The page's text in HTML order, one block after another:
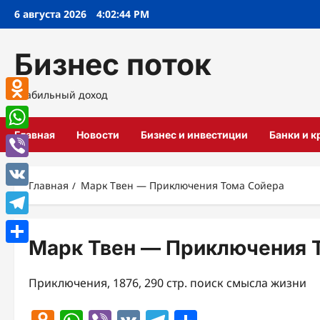
Перейти
6 августа 2026 4:02:45 PM
Бизнес поток
Стабильный доход
Главная Новости Бизнес и инвестиции Банки и
Главная Марк Твен — Приключения Тома Сойера
Марк Твен — Приключения
Приключения, 1876, 290 стр. поиск смысла жизни
Odnoklassniki
WhatsApp
Viber
VK
Telegram
Отправить